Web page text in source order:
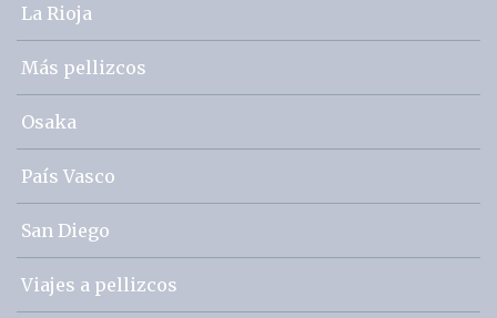
La Rioja
Más pellizcos
Osaka
País Vasco
San Diego
Viajes a pellizcos